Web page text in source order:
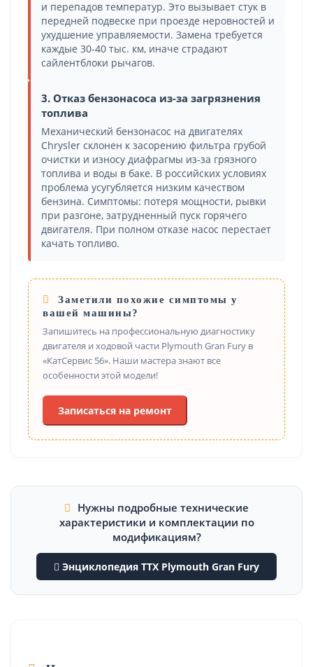
и перепадов температур. Это вызывает стук в
передней подвеске при проезде неровностей и
ухудшение управляемости. Замена требуется
каждые 30-40 тыс. км, иначе страдают
сайлентблоки рычагов.
3. Отказ бензонасоса из-за загрязнения
топлива
Механический бензонасос на двигателях
Chrysler склонен к засорению фильтра грубой
очистки и износу диафрагмы из-за грязного
топлива и воды в баке. В российских условиях
проблема усугубляется низким качеством
бензина. Симптомы: потеря мощности, рывки
при разгоне, затрудненный пуск горячего
двигателя. При полном отказе насос перестает
качать топливо.
Заметили похожие симптомы у
вашей машины?
Запишитесь на профессиональную диагностику
двигателя и ходовой части Plymouth Gran Fury в
«КатСервис 56». Наши мастера знают все
особенности этой модели!
Записаться на ремонт
Нужны подробные технические
характеристики и комплектации по
модификациям?
Энциклопедия ТТХ Plymouth Gran Fury